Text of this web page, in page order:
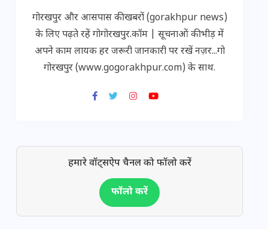
गोरखपुर और आसपास की खबरों (gorakhpur news)
के लिए पढ़ते रहें गोगोरखपुर.कॉम | सूचनाओं की भीड़ में
अपने काम लायक हर जरूरी जानकारी पर रखें नज़र...गो
गोरखपुर (www.gogorakhpur.com) के साथ.
हमारे वॉट्सऐप चैनल को फॉलो करें
फॉलो करें